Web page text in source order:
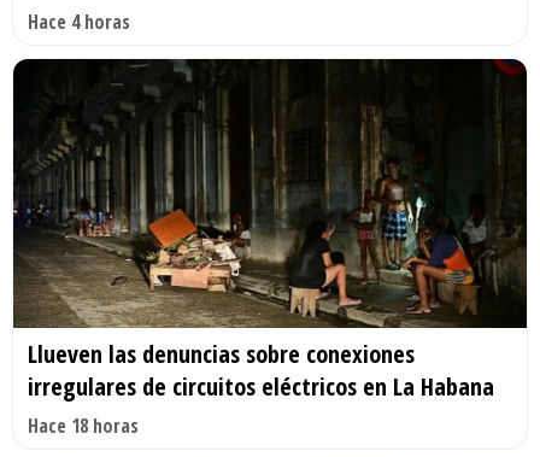
Hace 4 horas
Llueven las denuncias sobre conexiones
irregulares de circuitos eléctricos en La Habana
Hace 18 horas